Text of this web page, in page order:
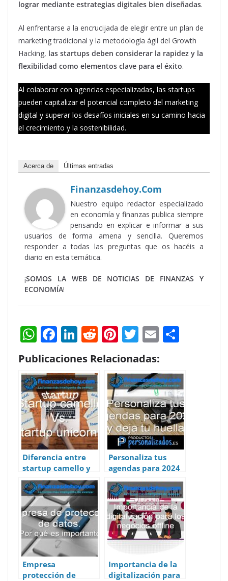
lograr mediante estrategias digitales bien diseñadas.
Al enfrentarse a la encrucijada de elegir entre un plan de
marketing tradicional y la metodología ágil del Growth
Hacking, las startups deben considerar la rapidez y la
flexibilidad como elementos clave para el éxito.
Al colaborar con agencias especializadas, las startups
pueden capitalizar el potencial completo del marketing
digital y superar los desafíos iniciales en su camino hacia
el crecimiento y la sostenibilidad.
Acerca de Últimas entradas
Finanzasdehoy.com
Nuestro equipo redactor especializado
en economía y finanzas publica siempre
pensando en explicar e informar a sus
usuarios de forma amena y sencilla. Queremos
responder a todas las preguntas que os hacéis a
diario en esta temática.
¡SOMOS LA WEB DE NOTICIAS DE FINANZAS Y
ECONOMÍA!
W
h
at
s
A
p
p
F
ac
e
b
o
o
k
Li
k
e
dI
n
R
e
d
di
Pi
nt
er
e
st
T
w
itt
er
E
ai
l e
Publicaciones Relacionadas:
Diferencia entre
startup camello y
startup unicornio
Personaliza tus
agendas para 2024
y deja tu huella
Empresa
protección de
Importancia de la
digitalización para